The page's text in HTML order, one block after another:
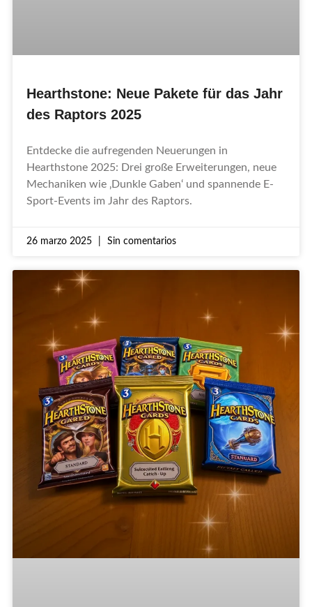
Hearthstone: Neue Pakete für das Jahr
des Raptors 2025
Entdecke die aufregenden Neuerungen in
Hearthstone 2025: Drei große Erweiterungen, neue
Mechaniken wie ‚Dunkle Gaben‘ und spannende E-
Sport-Events im Jahr des Raptors.
26 marzo 2025 Sin comentarios